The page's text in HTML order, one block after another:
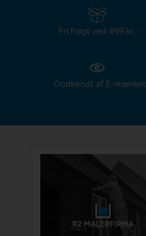
Fri fragt ved 499 kr.,-
Godkendt af E-mærket
R2 MALERFIRMA